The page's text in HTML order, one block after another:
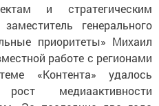
и стратегическим
генерального
приоритеты» Михаил
работе с регионами
«Контента» удалось
медиаактивности